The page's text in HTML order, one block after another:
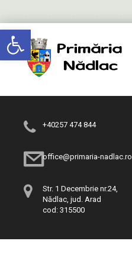
Deschide bara de unelte
+40257 474 844
office@primaria-nadlac.ro
Str. 1 Decembrie nr.24,
Nădlac, jud. Arad
cod: 315500